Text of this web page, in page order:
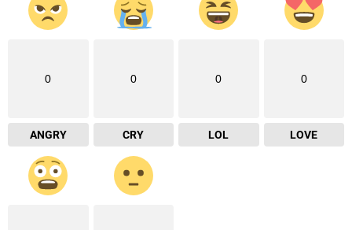
0
ANGRY
0
CRY
0
LOL
0
LOVE